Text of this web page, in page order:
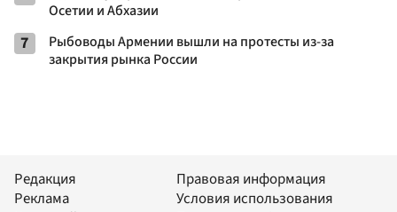
Осетии и Абхазии
7
Рыбоводы Армении вышли на протесты из-за
закрытия рынка России
Редакция
Реклама
Правовая информация
Условия использования